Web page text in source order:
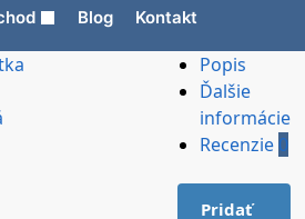
Blog Kontakt
Popis
Ďalšie
informácie
Recenzie 0
Pridať